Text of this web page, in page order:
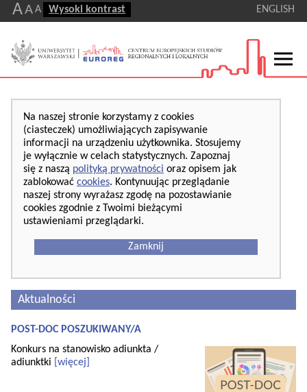
AA A Wysoki kontrast ENGLISH
Na naszej stronie korzystamy z cookies
(ciasteczek) umożliwiających zapisywanie
informacji na urządzeniu użytkownika. Stosujemy
je wyłącznie w celach statystycznych. Zapoznaj
się z naszą polityką prywatności oraz opisem jak
zablokować cookies. Kontynuując przeglądanie
naszej strony wyrażasz zgodę na pozostawianie
cookies zgodnie z Twoimi bieżącymi
ustawieniami przeglądarki.
Zamknij
Aktualności
POST-DOC POSZUKIWANY/A
Konkurs na stanowisko adiunkta /
adiunktki
[więcej]